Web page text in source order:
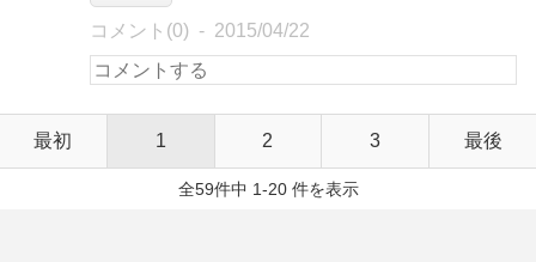
コメント(0) 2015/04/22
最初 1 2 3 最後
全59件中 1-20 件を表示